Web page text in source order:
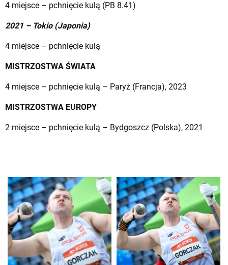
4 miejsce – pchnięcie kulą (PB 8.41)
2021 – Tokio (Japonia)
4 miejsce – pchnięcie kulą
MISTRZOSTWA ŚWIATA
4 miejsce – pchnięcie kulą – Paryż (Francja), 2023
MISTRZOSTWA EUROPY
2 miejsce – pchnięcie kulą – Bydgoszcz (Polska), 2021